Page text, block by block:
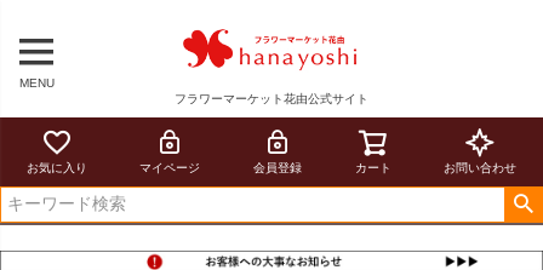
MENU
フラワーマーケット花由公式サイト
お気に入り マイページ 会員登録 カート お問い合わせ